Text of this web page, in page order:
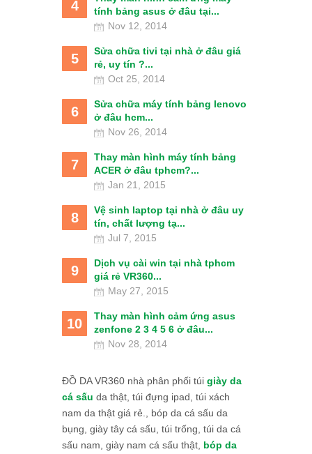
4
tính bảng asus ở đâu tại...
Nov 12, 2014
5
Sửa chữa tivi tại nhà ở đâu giá
rẻ, uy tín ?...
Oct 25, 2014
6
Sửa chữa máy tính bảng lenovo
ở đâu hcm...
Nov 26, 2014
7
Thay màn hình máy tính bảng
ACER ở đâu tphcm?...
Jan 21, 2015
8
Vệ sinh laptop tại nhà ở đâu uy
tín, chất lượng tạ...
Jul 7, 2015
9
Dịch vụ cài win tại nhà tphcm
giá rẻ VR360...
May 27, 2015
10
Thay màn hình cảm ứng asus
zenfone 2 3 4 5 6 ở đâu...
Nov 28, 2014
ĐỒ DA VR360 nhà phân phối túi giày da
cá sấu da thật, túi đựng ipad, túi xách
nam da thật giá rẻ., bóp da cá sấu da
bụng, giày tây cá sấu, túi trống, túi da cá
sấu nam, giày nam cá sấu thật, bóp da